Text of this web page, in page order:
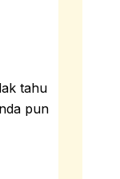
tahu
pun